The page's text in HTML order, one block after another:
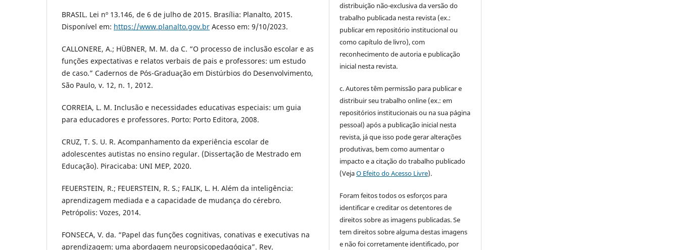
BRASIL. Lei nº 13.146, de 6 de julho de 2015. Brasília: Planalto, 2015.
Disponível em: https://www.planalto.gov.br Acesso em: 9/10/2023.
CALLONERE, A.; HÜBNER, M. M. da C. “O processo de inclusão escolar e as
funções expectativas e relatos verbais de pais e professores: um estudo
de caso.” Cadernos de Pós-Graduação em Distúrbios do Desenvolvimento,
São Paulo, v. 12, n. 1, 2012.
CORREIA, L. M. Inclusão e necessidades educativas especiais: um guia
para educadores e professores. Porto: Porto Editora, 2008.
CRUZ, T. S. U. R. Acompanhamento da experiência escolar de
adolescentes autistas no ensino regular. (Dissertação de Mestrado em
Educação). Piracicaba: UNI MEP, 2020.
FEUERSTEIN, R.; FEUERSTEIN, R. S.; FALIK, L. H. Além da inteligência:
aprendizagem mediada e a capacidade de mudança do cérebro.
Petrópolis: Vozes, 2014.
FONSECA, V. da. “Papel das funções cognitivas, conativas e executivas na
aprendizagem: uma abordagem neuropsicopedagógica”. Rev.
distribuição não-exclusiva da versão do
trabalho publicada nesta revista (ex.:
publicar em repositório institucional ou
como capítulo de livro), com
reconhecimento de autoria e publicação
inicial nesta revista.
c. Autores têm permissão para publicar e
distribuir seu trabalho online (ex.: em
repositórios institucionais ou na sua página
pessoal) após a publicação inicial nesta
revista, já que isso pode gerar alterações
produtivas, bem como aumentar o
impacto e a citação do trabalho publicado
(VejaO Efeito do Acesso Livre).
Foram feitos todos os esforços para
identificar e creditar os detentores de
direitos sobre as imagens publicadas. Se
tem direitos sobre alguma destas imagens
e não foi corretamente identificado, por